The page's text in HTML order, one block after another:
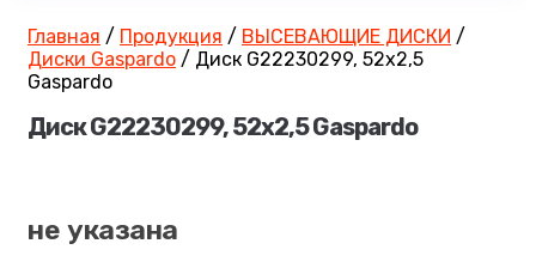
Главная / Продукция / ВЫСЕВАЮЩИЕ ДИСКИ /
Диски Gaspardo / Диск G22230299, 52х2,5
Gaspardo
Диск G22230299, 52х2,5 Gaspardo
не указана